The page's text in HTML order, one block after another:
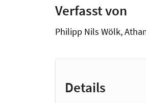
Verfasst von
Philipp Nils Wölk,
Details